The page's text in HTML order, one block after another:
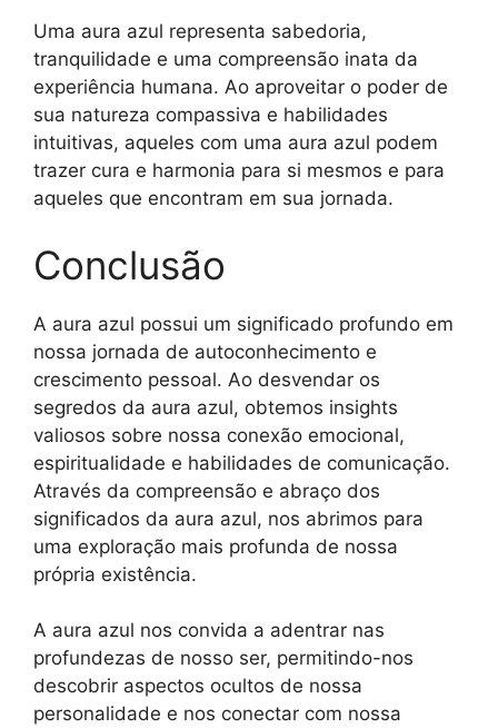
Uma aura azul representa sabedoria,
tranquilidade e uma compreensão inata da
experiência humana. Ao aproveitar o poder de
sua natureza compassiva e habilidades
intuitivas, aqueles com uma aura azul podem
trazer cura e harmonia para si mesmos e para
aqueles que encontram em sua jornada.
Conclusão
A aura azul possui um significado profundo em
nossa jornada de autoconhecimento e
crescimento pessoal. Ao desvendar os
segredos da aura azul, obtemos insights
valiosos sobre nossa conexão emocional,
espiritualidade e habilidades de comunicação.
Através da compreensão e abraço dos
significados da aura azul, nos abrimos para
uma exploração mais profunda de nossa
própria existência.
A aura azul nos convida a adentrar nas
profundezas de nosso ser, permitindo-nos
descobrir aspectos ocultos de nossa
personalidade e nos conectar com nossa